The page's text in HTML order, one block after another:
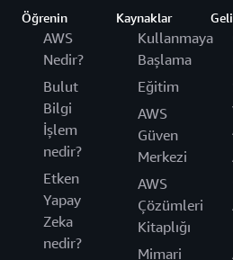
MediaLive, AWS
ölçeklendirme ve kullandıkça
kullanılabilirliğinin yanı sıra
işler.
birden çok teslim protokolüne
grupları oluşturabilir, DRM
DVR benzeri özellikler için
ekleyebilirsiniz.
ekran biçimlerindeki akışları
sunabilir veya aşağı akış
temel bir container'da
noktaya veya çok noktaya
yayın biçimleri desteği ve
dosyalara yazma özelliği, AWS
son derece çok yönlü
uygulamaya uygun olmasını
Öğrenin
AWS
Nedir?
Bulut
Bilgi
İşlem
nedir?
Etken
Yapay
Zeka
nedir?
Kaynaklar
Kullanmaya
Başlama
Eğitim
AWS
Güven
Merkezi
AWS
Çözümleri
Kitaplığı
Mimari